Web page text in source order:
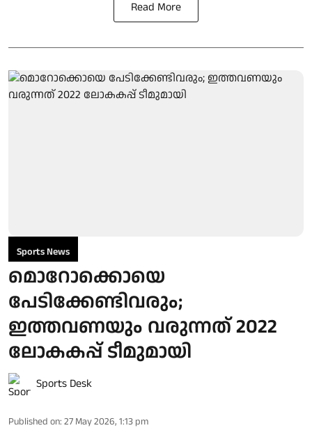
Read More
Sports News
മൊറോക്കൊയെ
പേടിക്കേണ്ടിവരും;
ഇത്തവണയും വരുന്നത് 2022
ലോകകപ്പ് ടീമുമായി
Sports Desk
Published on: 27 May 2026, 1:13 pm